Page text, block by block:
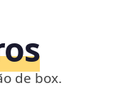
de box.